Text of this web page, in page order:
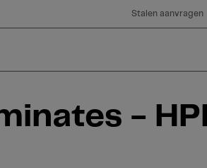
Stalen aanvragen
-